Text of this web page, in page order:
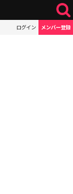
ログイン メンバー登録